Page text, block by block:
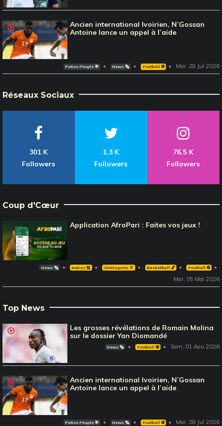
Ancien international Ivoirien, N’Gossan
Antoine lance un appel à l’aide
Potins People 🌟 News 🗞️ Football ⚽️ Mar, 28 Jul 2026
Réseaux Sociaux
301 K
Followers
1,3 K
Followers
76,5 K
Followers
Coup d'Cœur
Application AfroPari : Faites vos jeux !
News 🗞️ Autres 🎽 Omnisports 🏅 Basketball 🏀 Football ⚽️
Mar, 05 Mai 2026
Top News
Les grosses révélations de Romain Molina
sur le dossier Yan Diomandé
News 🗞️ Football ⚽️ Sam, 01 Aou 2026
Ancien international Ivoirien, N’Gossan
Antoine lance un appel à l’aide
Potins People 🌟 News 🗞️ Football ⚽️ Mar, 28 Jul 2026